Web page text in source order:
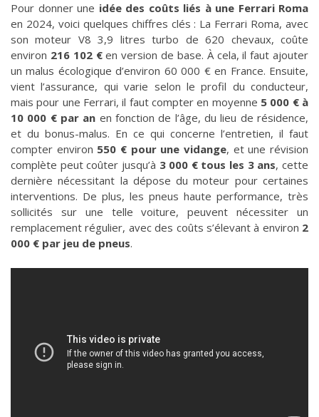
Pour donner une idée des coûts liés à une Ferrari Roma
en 2024, voici quelques chiffres clés : La Ferrari Roma, avec
son moteur V8 3,9 litres turbo de 620 chevaux, coûte
environ 216 102 €en version de base​. À cela, il faut ajouter
un malus écologique d’environ 60 000 € en France​. Ensuite,
vient l’assurance, qui varie selon le profil du conducteur,
mais pour une Ferrari, il faut compter en moyenne 5 000 € à
10 000 € par an en fonction de l’âge, du lieu de résidence,
et du bonus-malus​. En ce qui concerne l’entretien, il faut
compter environ 550 € pour une vidange, et une révision
complète peut coûter jusqu’à 3 000 € tous les 3 ans, cette
dernière nécessitant la dépose du moteur pour certaines
interventions​. De plus, les pneus haute performance, très
sollicités sur une telle voiture, peuvent nécessiter un
remplacement régulier, avec des coûts s’élevant à environ 2
000 € par jeu de pneus.